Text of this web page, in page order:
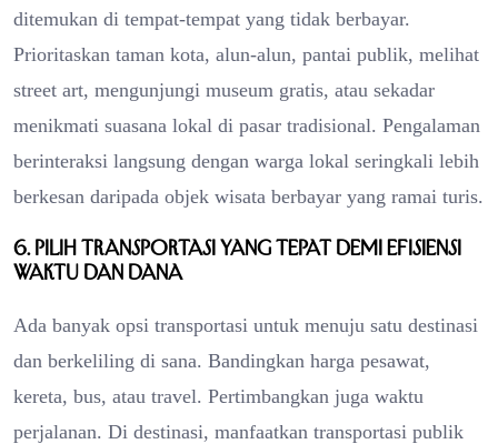
ditemukan di tempat-tempat yang tidak berbayar.
Prioritaskan taman kota, alun-alun, pantai publik, melihat
street art, mengunjungi museum gratis, atau sekadar
menikmati suasana lokal di pasar tradisional. Pengalaman
berinteraksi langsung dengan warga lokal seringkali lebih
berkesan daripada objek wisata berbayar yang ramai turis.
6. Pilih transportasi yang tepat demi efisiensi
waktu dan dana
Ada banyak opsi transportasi untuk menuju satu destinasi
dan berkeliling di sana. Bandingkan harga pesawat,
kereta, bus, atau travel. Pertimbangkan juga waktu
perjalanan. Di destinasi, manfaatkan transportasi publik